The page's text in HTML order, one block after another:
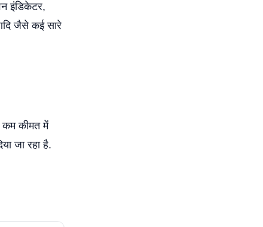
इंडिकेटर,
जैसे कई सारे
कम कीमत में
जा रहा है.